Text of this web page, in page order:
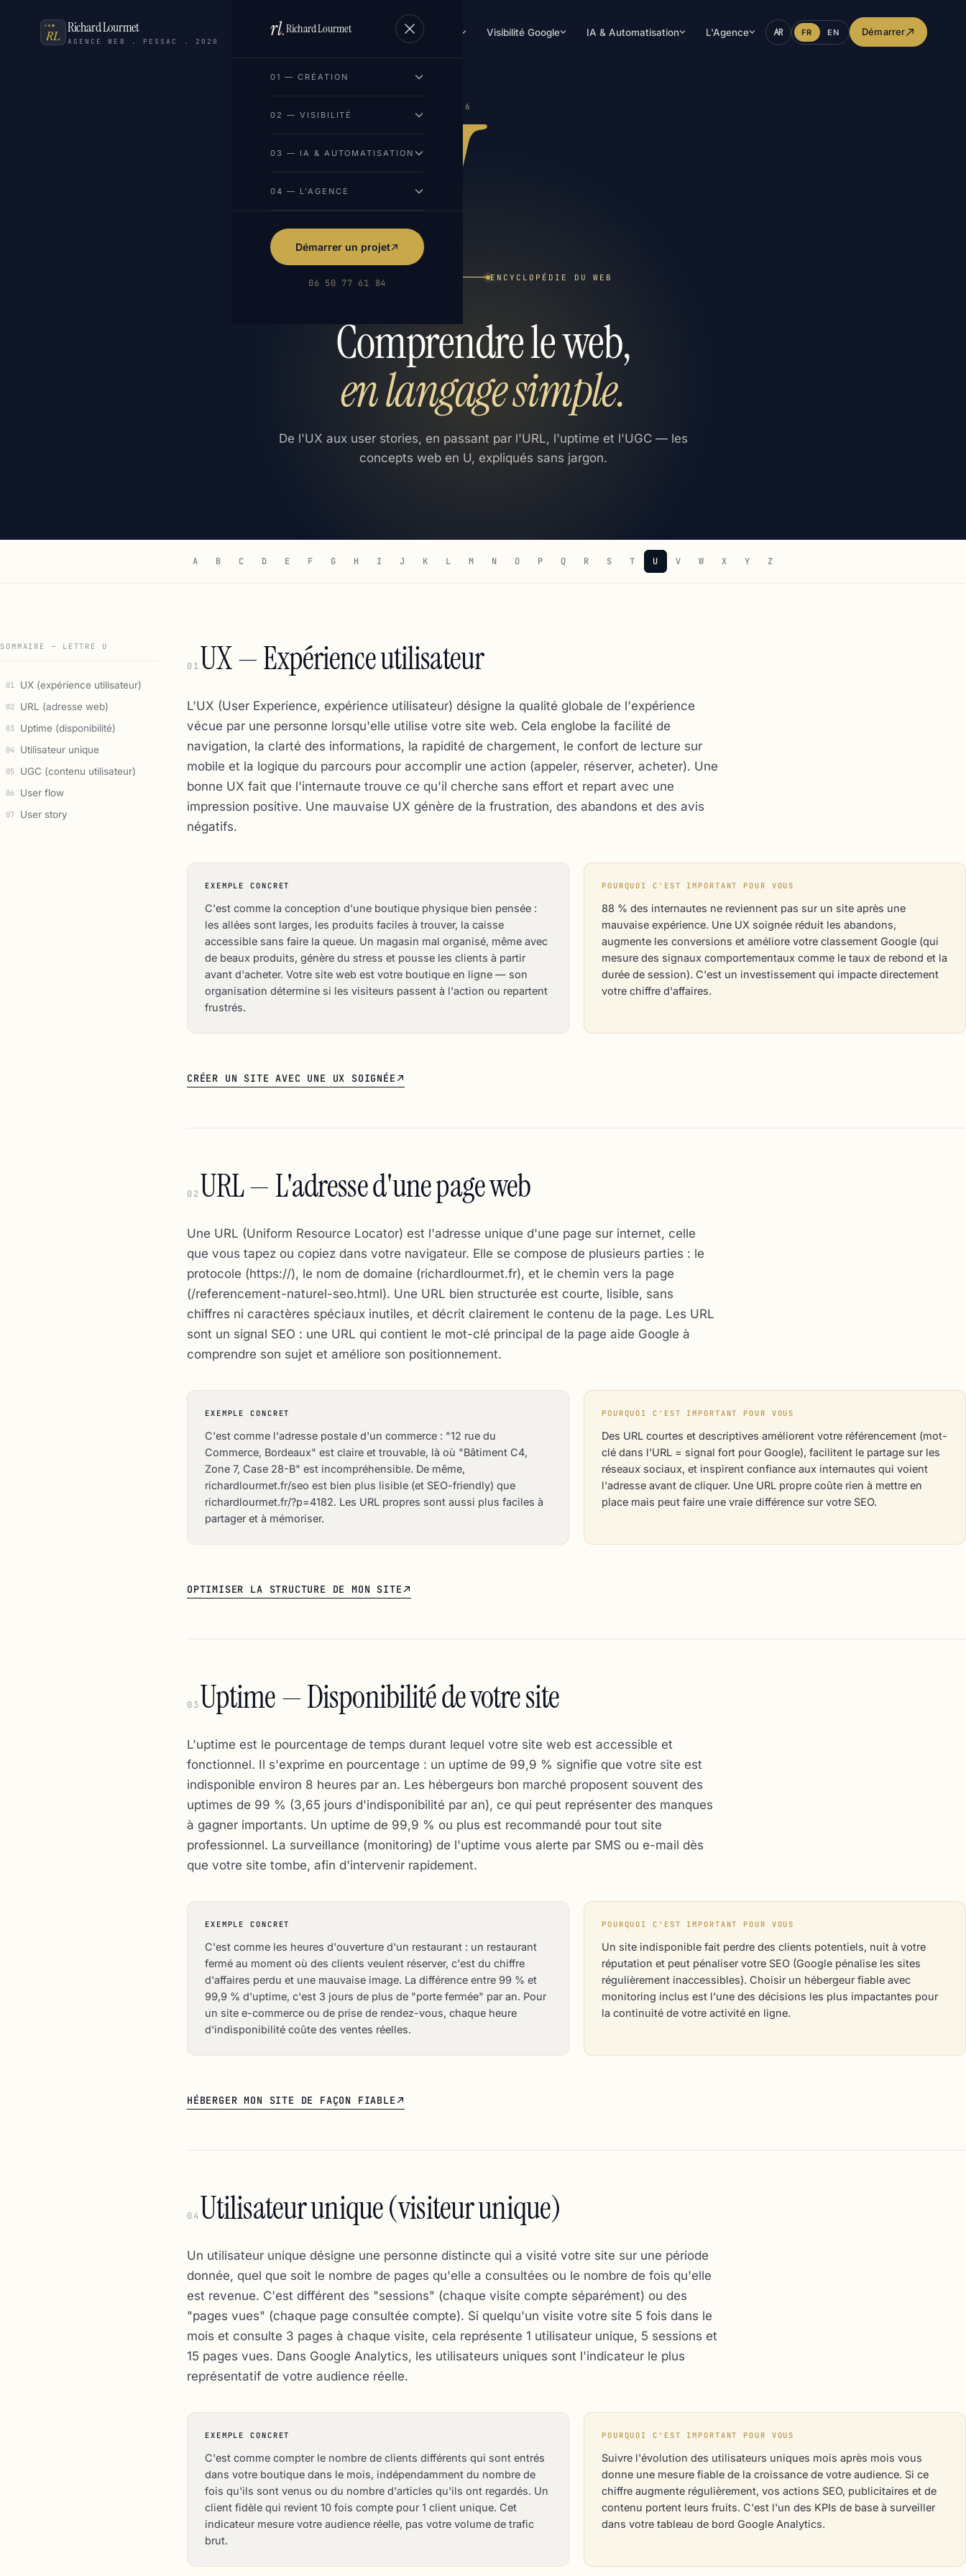
Richard Lourmet
AGENCE WEB . PESSAC . 2020
Création de site Visibilité Google IA & Automatisation L'Agence FR EN Démarrer
rl.Richard Lourmet
01 — CRÉATION
02 — VISIBILITÉ
03 — IA & AUTOMATISATION
04 — L'AGENCE
Démarrer un projet
06 50 77 61 84U 21 / 26
ENCYCLOPÉDIE DU WEB
Comprendre le web,
en langage simple.
De l'UX aux user stories, en passant par l'URL, l'uptime et l'UGC — les
concepts web en U, expliqués sans jargon.
A B C D E F G H I J K L M N O P Q R S T U V W X Y Z
SOMMAIRE — LETTRE U
01 UX (expérience utilisateur)
02 URL (adresse web)
03 Uptime (disponibilité)
04 Utilisateur unique
05 UGC (contenu utilisateur)
06 User flow
07 User story
01UX — Expérience utilisateur
L'UX (User Experience, expérience utilisateur) désigne la qualité globale de l'expérience
vécue par une personne lorsqu'elle utilise votre site web. Cela englobe la facilité de
navigation, la clarté des informations, la rapidité de chargement, le confort de lecture sur
mobile et la logique du parcours pour accomplir une action (appeler, réserver, acheter). Une
bonne UX fait que l'internaute trouve ce qu'il cherche sans effort et repart avec une
impression positive. Une mauvaise UX génère de la frustration, des abandons et des avis
négatifs.
EXEMPLE CONCRET
C'est comme la conception d'une boutique physique bien pensée :
les allées sont larges, les produits faciles à trouver, la caisse
accessible sans faire la queue. Un magasin mal organisé, même avec
de beaux produits, génère du stress et pousse les clients à partir
avant d'acheter. Votre site web est votre boutique en ligne — son
organisation détermine si les visiteurs passent à l'action ou repartent
frustrés.
POURQUOI C'EST IMPORTANT POUR VOUS
88 % des internautes ne reviennent pas sur un site après une
mauvaise expérience. Une UX soignée réduit les abandons,
augmente les conversions et améliore votre classement Google (qui
mesure des signaux comportementaux comme le taux de rebond et la
durée de session). C'est un investissement qui impacte directement
votre chiffre d'affaires.
CRÉER UN SITE AVEC UNE UX SOIGNÉE
02URL — L'adresse d'une page web
Une URL (Uniform Resource Locator) est l'adresse unique d'une page sur internet, celle
que vous tapez ou copiez dans votre navigateur. Elle se compose de plusieurs parties : le
protocole (https://), le nom de domaine (richardlourmet.fr), et le chemin vers la page
(/referencement-naturel-seo.html). Une URL bien structurée est courte, lisible, sans
chiffres ni caractères spéciaux inutiles, et décrit clairement le contenu de la page. Les URL
sont un signal SEO : une URL qui contient le mot-clé principal de la page aide Google à
comprendre son sujet et améliore son positionnement.
EXEMPLE CONCRET
C'est comme l'adresse postale d'un commerce : "12 rue du
Commerce, Bordeaux" est claire et trouvable, là où "Bâtiment C4,
Zone 7, Case 28-B" est incompréhensible. De même,
richardlourmet.fr/seo est bien plus lisible (et SEO-friendly) que
richardlourmet.fr/?p=4182. Les URL propres sont aussi plus faciles à
partager et à mémoriser.
POURQUOI C'EST IMPORTANT POUR VOUS
Des URL courtes et descriptives améliorent votre référencement (mot-
clé dans l'URL = signal fort pour Google), facilitent le partage sur les
réseaux sociaux, et inspirent confiance aux internautes qui voient
l'adresse avant de cliquer. Une URL propre coûte rien à mettre en
place mais peut faire une vraie différence sur votre SEO.
OPTIMISER LA STRUCTURE DE MON SITE
03 Uptime — Disponibilité de votre site
L'uptime est le pourcentage de temps durant lequel votre site web est accessible et
fonctionnel. Il s'exprime en pourcentage : un uptime de 99,9 % signifie que votre site est
indisponible environ 8 heures par an. Les hébergeurs bon marché proposent souvent des
uptimes de 99 % (3,65 jours d'indisponibilité par an), ce qui peut représenter des manques
à gagner importants. Un uptime de 99,9 % ou plus est recommandé pour tout site
professionnel. La surveillance (monitoring) de l'uptime vous alerte par SMS ou e-mail dès
que votre site tombe, afin d'intervenir rapidement.
EXEMPLE CONCRET
C'est comme les heures d'ouverture d'un restaurant : un restaurant
fermé au moment où des clients veulent réserver, c'est du chiffre
d'affaires perdu et une mauvaise image. La différence entre 99 % et
99,9 % d'uptime, c'est 3 jours de plus de "porte fermée" par an. Pour
un site e-commerce ou de prise de rendez-vous, chaque heure
d'indisponibilité coûte des ventes réelles.
POURQUOI C'EST IMPORTANT POUR VOUS
Un site indisponible fait perdre des clients potentiels, nuit à votre
réputation et peut pénaliser votre SEO (Google pénalise les sites
régulièrement inaccessibles). Choisir un hébergeur fiable avec
monitoring inclus est l'une des décisions les plus impactantes pour
la continuité de votre activité en ligne.
HÉBERGER MON SITE DE FAÇON FIABLE
04 Utilisateur unique (visiteur unique)
Un utilisateur unique désigne une personne distincte qui a visité votre site sur une période
donnée, quel que soit le nombre de pages qu'elle a consultées ou le nombre de fois qu'elle
est revenue. C'est différent des "sessions" (chaque visite compte séparément) ou des
"pages vues" (chaque page consultée compte). Si quelqu'un visite votre site 5 fois dans le
mois et consulte 3 pages à chaque visite, cela représente 1 utilisateur unique, 5 sessions et
15 pages vues. Dans Google Analytics, les utilisateurs uniques sont l'indicateur le plus
représentatif de votre audience réelle.
EXEMPLE CONCRET
C'est comme compter le nombre de clients différents qui sont entrés
dans votre boutique dans le mois, indépendamment du nombre de
fois qu'ils sont venus ou du nombre d'articles qu'ils ont regardés. Un
client fidèle qui revient 10 fois compte pour 1 client unique. Cet
indicateur mesure votre audience réelle, pas votre volume de trafic
brut.
POURQUOI C'EST IMPORTANT POUR VOUS
Suivre l'évolution des utilisateurs uniques mois après mois vous
donne une mesure fiable de la croissance de votre audience. Si ce
chiffre augmente régulièrement, vos actions SEO, publicitaires et de
contenu portent leurs fruits. C'est l'un des KPIs de base à surveiller
dans votre tableau de bord Google Analytics.